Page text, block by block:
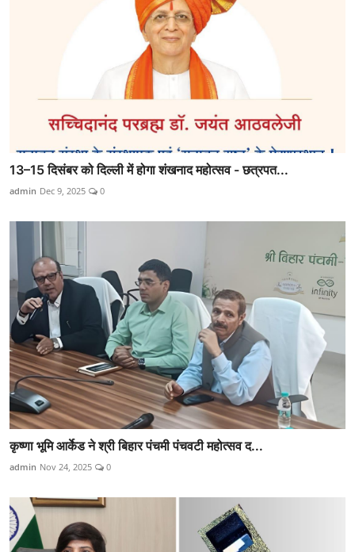
13–15 दिसंबर को दिल्ली में होगा शंखनाद महोत्सव - छत्रपत...
admin Dec 9, 2025 0
कृष्णा भूमि आर्केड ने श्री बिहार पंचमी पंचवटी महोत्सव द...
admin Nov 24, 2025 0